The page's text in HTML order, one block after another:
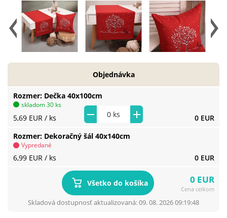
Rozmer Dečka 40x100cm
5,69 EUR / ks 0 EUR
skladom 30 ks
Rozmer Dekoračný šál 40x140cm
6,99 EUR / ks 0 EUR
Vypredané
Objednávka
Všetko do košíka 0 EUR
Cena celkom
Skladová dostupnosť aktualizovaná: 09. 08. 2026 09:19:48